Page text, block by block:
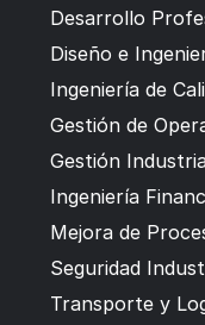
Desarrollo
Diseño e
Ingeniería de
Gestión de
Gestión
Ingeniería
Mejora de
Seguridad
Transporte y